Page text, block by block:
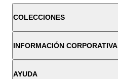
COLECCIONES
INFORMACIÓN CORPORATIVA
AYUDA